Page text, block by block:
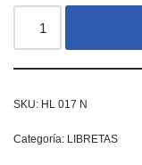
SKU: HL 017 N
Categoría: LIBRETAS